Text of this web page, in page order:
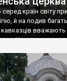
країн світу
й на подив
кавказців
Христа